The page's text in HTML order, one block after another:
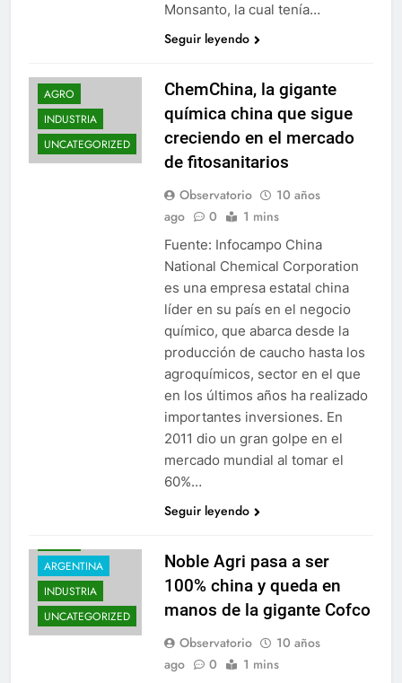
Monsanto, la cual tenía…
Seguir leyendo
AGRO
INDUSTRIA
UNCATEGORIZED
ChemChina, la gigante
química china que sigue
creciendo en el mercado
de fitosanitarios
Observatorio
10 años
ago
0 1 mins
Fuente: Infocampo China
National Chemical Corporation
es una empresa estatal china
líder en su país en el negocio
químico, que abarca desde la
producción de caucho hasta los
agroquímicos, sector en el que
en los últimos años ha realizado
importantes inversiones. En
2011 dio un gran golpe en el
mercado mundial al tomar el
60%…
Seguir leyendo
ARGENTINA
INDUSTRIA
UNCATEGORIZED
Noble Agri pasa a ser
100% china y queda en
manos de la gigante Cofco
Observatorio
10 años
ago
0 1 mins